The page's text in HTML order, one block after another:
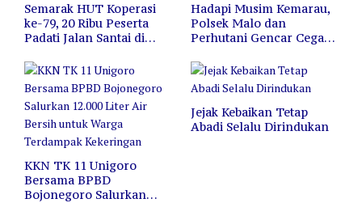
Semarak HUT Koperasi
ke-79, 20 Ribu Peserta
Padati Jalan Santai di
Hadapi Musim Kemarau,
Polsek Malo dan
Perhutani Gencar Cegah
Lahan
KKN TK 11 Unigoro
Bersama BPBD
Bojonegoro Salurkan
Jejak Kebaikan Tetap
Abadi Selalu Dirindukan